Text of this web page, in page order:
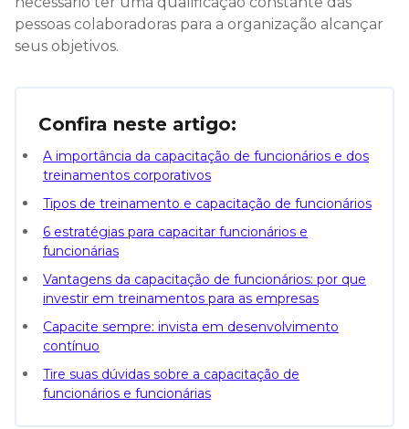
pessoas colaboradoras para a organização alcançar
seus objetivos.
Confira neste artigo:
A importância da capacitação de funcionários e dos
treinamentos corporativos
Tipos de treinamento e capacitação de funcionários
6 estratégias para capacitar funcionários e
funcionárias
Vantagens da capacitação de funcionários: por que
investir em treinamentos para as empresas
Capacite sempre: invista em desenvolvimento
contínuo
Tire suas dúvidas sobre a capacitação de
funcionários e funcionárias